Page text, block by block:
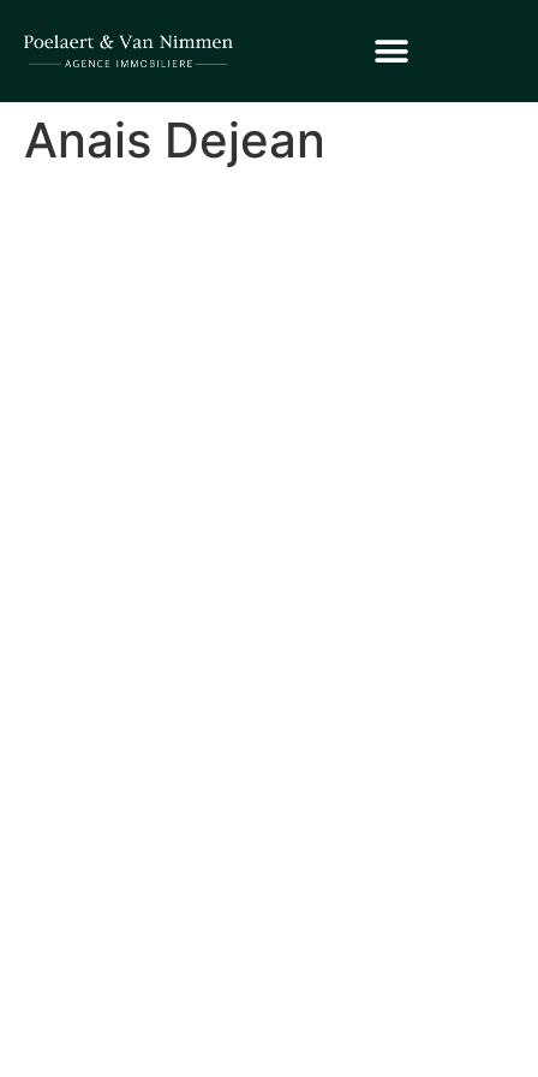
Anais Dejean